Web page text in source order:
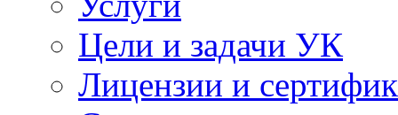
Цели и задачи УК
Лицензии и